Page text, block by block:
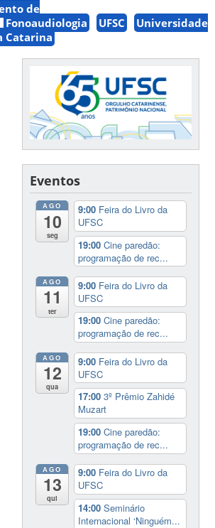
de
Fonoaudiologia UFSC
Universidade
Catarina
Eventos
AGO
10
seg
9:00 Feira do Livro da
UFSC
19:00Cine paredão:
programação de rec...
AGO
11
ter
9:00 Feira do Livro da
UFSC
19:00Cine paredão:
programação de rec...
AGO
12
qua
9:00 Feira do Livro da
UFSC
17:003º Prêmio Zahidé
Muzart
19:00Cine paredão:
programação de rec...
AGO
13
qui
9:00 Feira do Livro da
UFSC
14:00Seminário
Internacional ‘Ninguém...